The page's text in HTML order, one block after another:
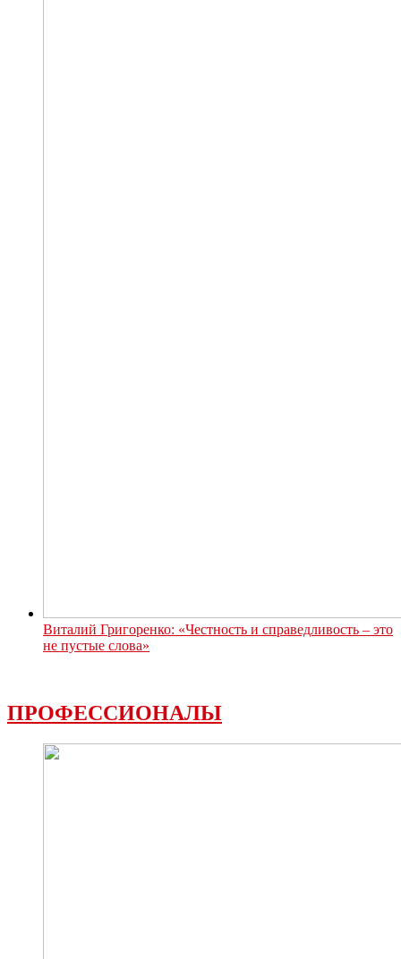
Виталий Григоренко: «Честность и справедливость – это
не пустые слова»
ПРОФЕССИОНАЛЫ